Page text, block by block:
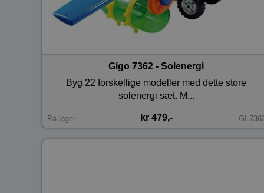
Gigo 7362 - Solenergi
Byg 22 forskellige modeller med dette store
solenergi sæt. M...
På lager kr 479,- GI-